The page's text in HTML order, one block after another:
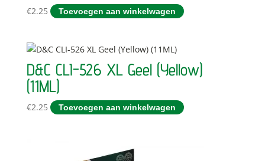
€2.25 Toevoegen aan winkelwagen
D&C CLI-526 XL Geel (Yellow)
(11ML)
€2.25 Toevoegen aan winkelwagen